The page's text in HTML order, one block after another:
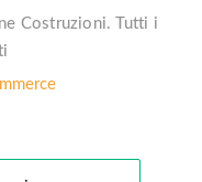
Costruzioni. Tutti i